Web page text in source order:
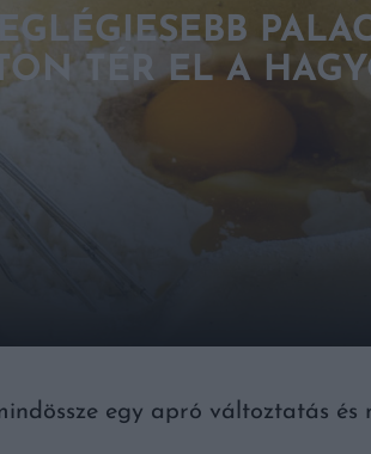
TÉR EL A
egy apró változtatás